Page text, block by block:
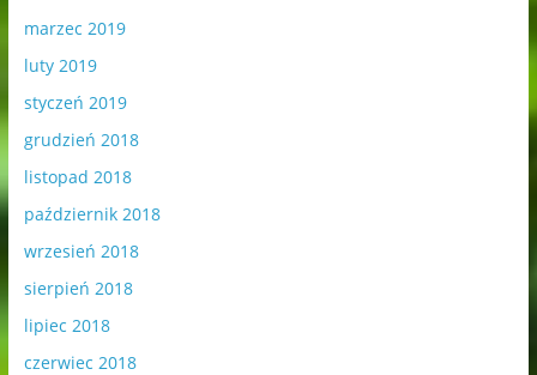
marzec 2019
luty 2019
styczeń 2019
grudzień 2018
listopad 2018
październik 2018
wrzesień 2018
sierpień 2018
lipiec 2018
czerwiec 2018